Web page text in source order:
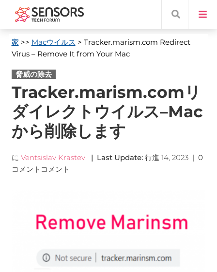
家 >> Macウイルス > Tracker.marism.com Redirect
Virus – Remove It from Your Mac
脅威の除去
Tracker.marism.comリ
ダイレクトウイルス–Mac
から削除します
に Ventsislav Krastev | Last Update: 行進 14, 2023| 0
コメントコメント